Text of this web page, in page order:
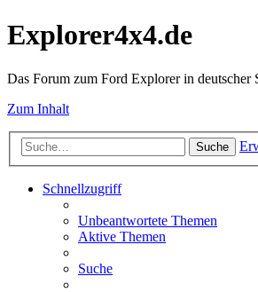
Explorer4x4.de
Das Forum zum Ford Explorer in deutscher
Zum Inhalt
Suche
Schnellzugriff
Unbeantwortete Themen
Aktive Themen
Suche